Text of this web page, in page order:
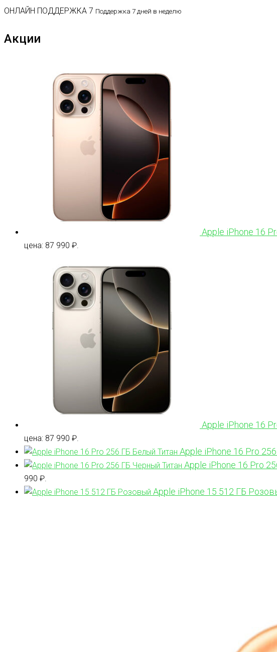
ОНЛАЙН ПОДДЕРЖКА 7 Поддержка 7 дней в неделю
Акции
Apple iPhone 16
цена: 87 990 ₽.
Apple iPhone 16
цена: 87 990 ₽.
Apple iPhone 16 Pro
Apple iPhone 16 Pro
990 ₽.
Apple iPhone 15 512 ГБ